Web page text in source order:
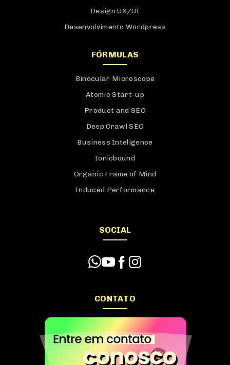
Design UX/UI
Desenvolvimento Wordpress
FÓRMULAS
Binocular Microscope
Atomic Start-up
Product and SEO
Deep Crawl SEO
Business Inteligence
Ionicbound
Organic Frame of Mind
Induced Performance
SOCIAL
CONTATO